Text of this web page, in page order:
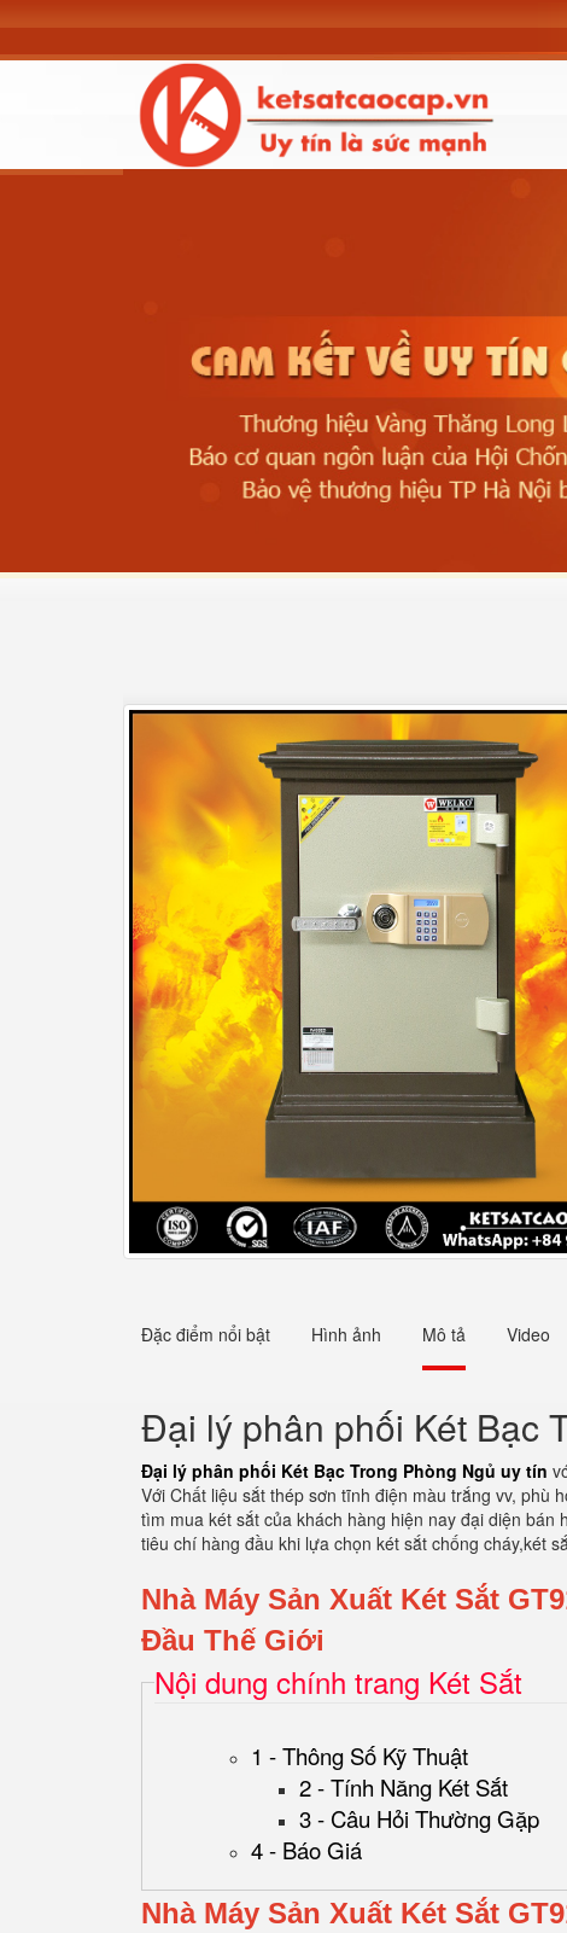
Đặc điểm nổi bật Hình ảnh Mô tả Video
Đại lý phân phối Két Bạc
Đại lý phân phối Két Bạc Trong Phòng Ngủ uy tín
Với Chất liệu sắt thép sơn tĩnh điện màu trắng vv, phù
tìm mua két sắt của khách hàng hiện nay đại diện
tiêu chí hàng đầu khi lựa chọn két sắt chống cháy,két
Nhà Máy Sản Xuất Két Sắt
Đầu Thế Giới
Nội dung chính trang Két Sắt
1 - Thông Số Kỹ Thuật
2 - Tính Năng Két Sắt
3 - Câu Hỏi Thường Gặp
4 - Báo Giá
Nhà Máy Sản Xuất Két Sắt